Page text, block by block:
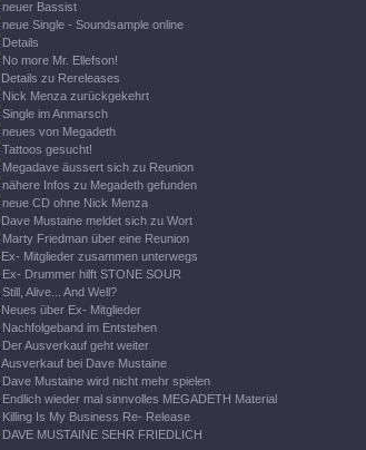
neuer Bassist
neue Single - Soundsample online
Details
No more Mr. Ellefson!
Details zu Rereleases
Nick Menza zurückgekehrt
Single im Anmarsch
neues von Megadeth
Tattoos gesucht!
Megadave äussert sich zu Reunion
nähere Infos zu Megadeth gefunden
neue CD ohne Nick Menza
Dave Mustaine meldet sich zu Wort
Marty Friedman über eine Reunion
Ex- Mitglieder zusammen unterwegs
Ex- Drummer hilft STONE SOUR
Still, Alive... And Well?
Neues über Ex- Mitglieder
Nachfolgeband im Entstehen
Der Ausverkauf geht weiter
Ausverkauf bei Dave Mustaine
Dave Mustaine wird nicht mehr spielen
Endlich wieder mal sinnvolles MEGADETH Material
Killing Is My Business Re- Release
DAVE MUSTAINE SEHR FRIEDLICH